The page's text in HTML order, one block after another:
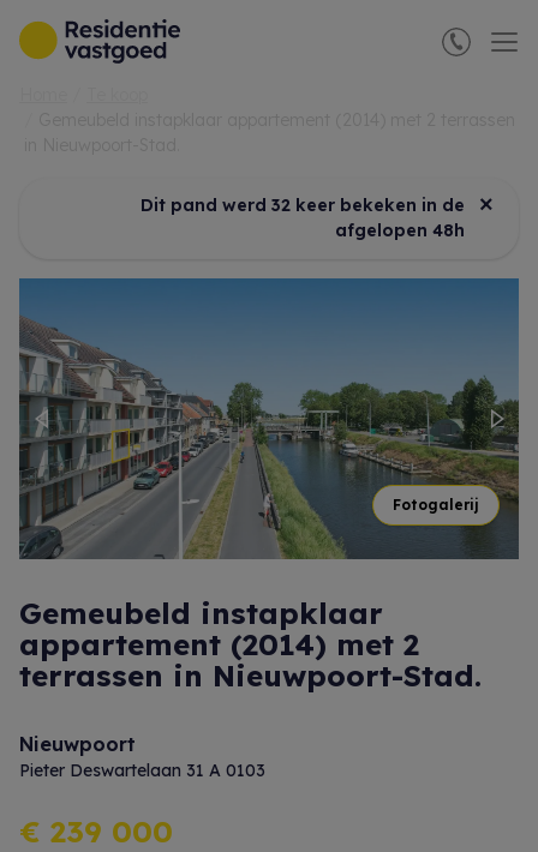
Menu overslaan en naar de inhoud gaan
Dit pand werd 32 keer bekeken in de
afgelopen 48h
×
Previous
Fotogalerij
Gemeubeld instapklaar
appartement (2014) met 2
terrassen in Nieuwpoort-Stad.
Nieuwpoort
Pieter Deswartelaan 31 A 0103
€ 239 000